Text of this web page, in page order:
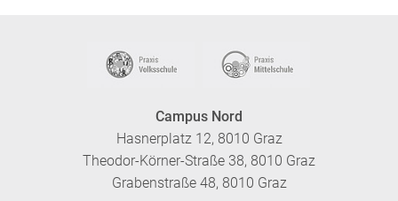
Campus Nord
Hasnerplatz 12, 8010 Graz
Theodor-Körner-Straße 38, 8010 Graz
Grabenstraße 48, 8010 Graz